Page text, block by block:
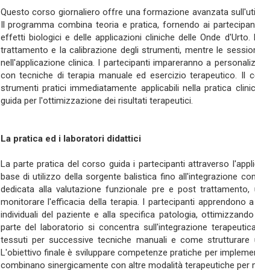
Questo corso giornaliero offre una formazione avanzata
Il programma combina teoria e pratica, fornendo ai
effetti biologici e delle applicazioni cliniche delle Onde
trattamento e la calibrazione degli strumenti, mentre le
nell'applicazione clinica. I partecipanti impareranno a
con tecniche di terapia manuale ed esercizio terapeutico. Il
strumenti pratici immediatamente applicabili nella pratica
guida per l'ottimizzazione dei risultati terapeutici.
La pratica ed i laboratori didattici
La parte pratica del corso guida i partecipanti attraverso
base di utilizzo della sorgente balistica fino all'integrazione
dedicata alla valutazione funzionale pre e post
monitorare l'efficacia della terapia. I partecipanti
individuali del paziente e alla specifica patologia,
parte del laboratorio si concentra sull'integrazione
tessuti per successive tecniche manuali e come
L'obiettivo finale è sviluppare competenze pratiche per
combinano sinergicamente con altre modalità terapeutiche